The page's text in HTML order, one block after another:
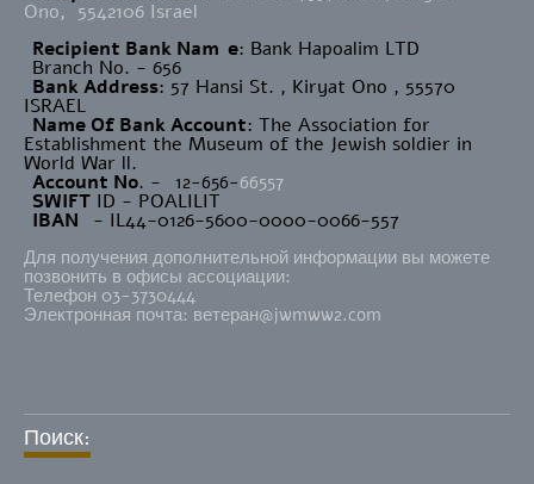
Ono, 5542106 Israel
Recipient Bank Nam e: Bank Hapoalim LTD
Branch No. - 656
Bank Address: 57 Hansi St. , Kiryat Ono , 55570
ISRAEL
Name Of Bank Account: The Association for
Establishment the Museum of the Jewish soldier in
World War ll.
Account No. - 12-656-66557
SWIFT ID - POALILIT
IBAN - IL44-0126-5600-0000-0066-557
Для получения дополнительной информации вы можете
позвонить в офисы ассоциации:
Телефон 03-3730444
Электронная почта: ветеран@jwmww2.com
Поиск: